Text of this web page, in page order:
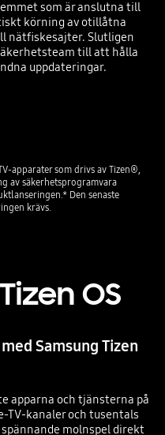
som är anslutna till
körning av otillåtna
nätfiskesajter. Slutligen
till att hålla
uppdateringar.
apparater som drivs av Tizen®,
av säkerhetsprogramvara
Den senaste
krävs.
OS
Samsung Tizen
apparna och tjänsterna på
TV-kanaler och tusentals
spännande molnspel direkt